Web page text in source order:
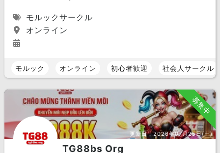
モルックサークル
オンライン
モルック オンライン 初心者歓迎 社会人サークル
募集中
更新日：2026年07月25日(土)
TG88bs Org